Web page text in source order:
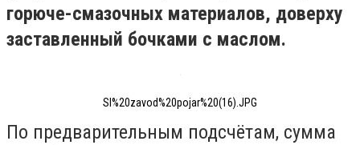
горюче-смазочных материалов, доверху
заставленный бочками с маслом.
Sl%20zavod%20pojar%20(16).JPG
По предварительным подсчётам, сумма